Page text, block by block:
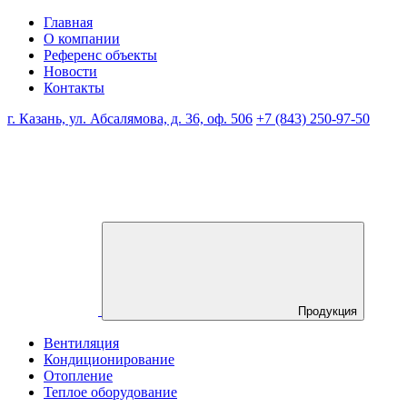
Главная
О компании
Референс объекты
Новости
Контакты
г. Казань, ул. Абсалямова, д. 36, оф. 506 +7 (843) 250-97-50
Продукция
Вентиляция
Кондиционирование
Отопление
Теплое оборудование